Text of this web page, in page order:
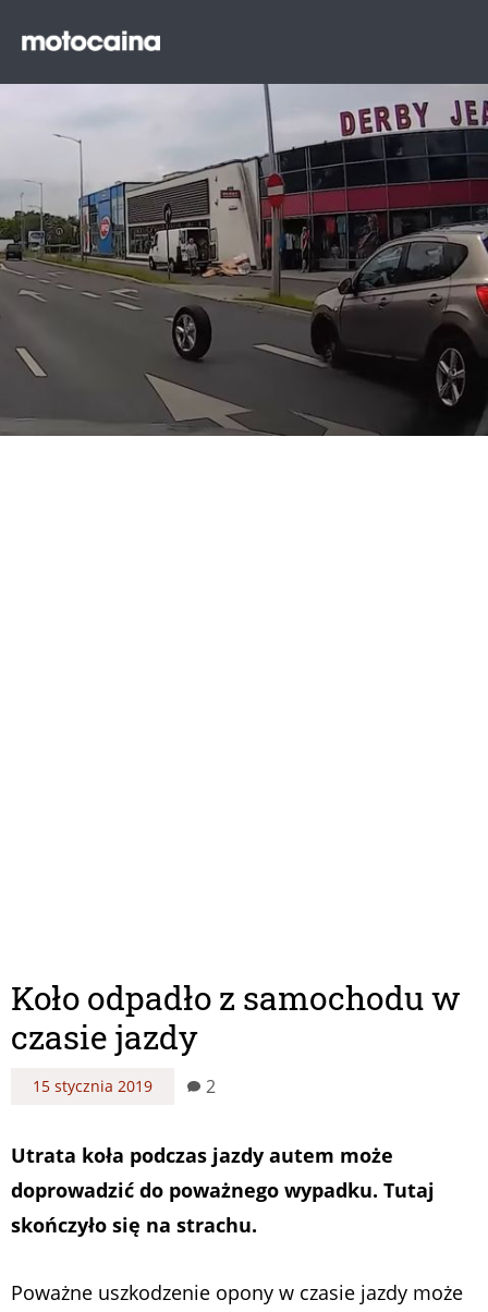
Koło odpadło z samochodu w
czasie jazdy
15 stycznia 2019 2
Utrata koła podczas jazdy autem może
doprowadzić do poważnego wypadku. Tutaj
skończyło się na strachu.
Poważne uszkodzenie opony w czasie jazdy może